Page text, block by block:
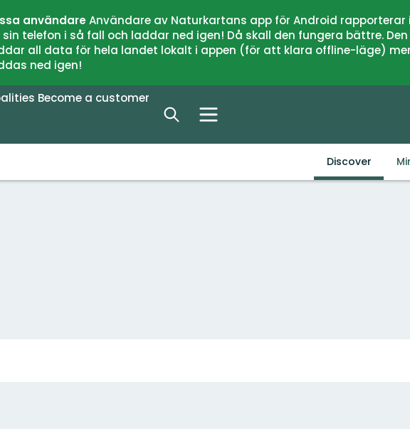
användareAnvändare av Naturkartans app för Android
telefon i så fall och laddar ned igen! Då skall den fungera bättre.
all data för hela landet lokalt i appen (för att klara offline-läge)
ned igen!
Become a customer
Discover